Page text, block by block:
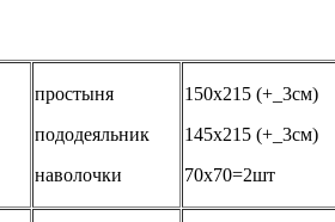
простыня
пододеяльник
наволочки
150х215 (+_3см)
145х215 (+_3см)
70х70=2шт